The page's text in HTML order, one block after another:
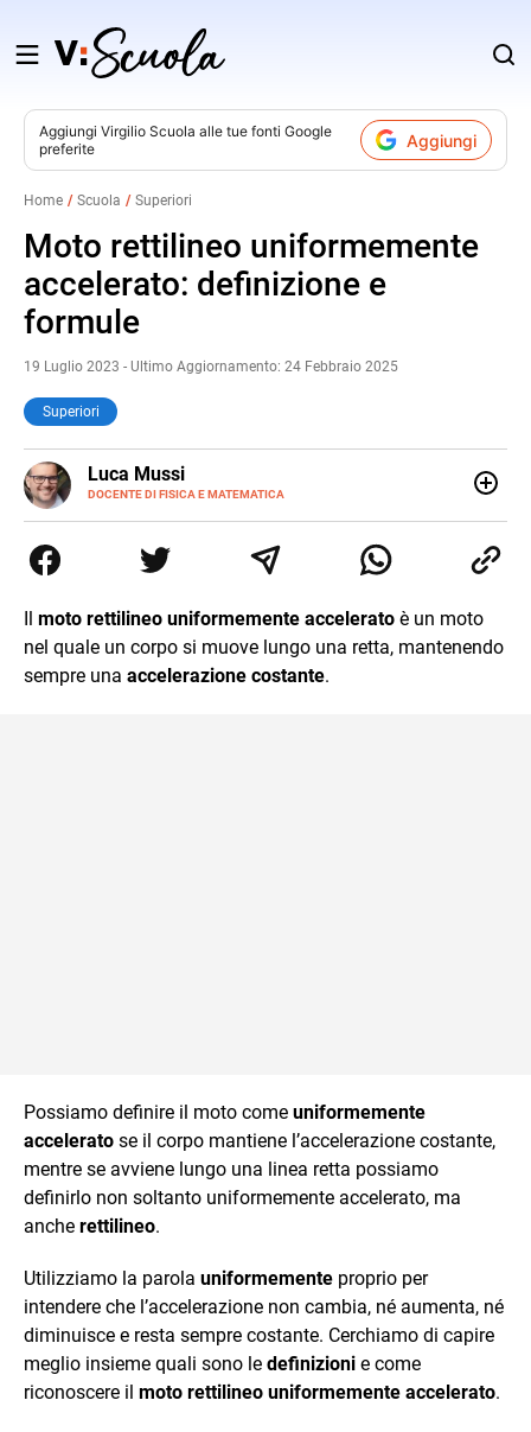
Salta
contenuto
Aggiungi Virgilio Scuola alle tue fonti Google
preferite
Aggiungi
Home Scuola Superiori
Moto rettilineo uniformemente
accelerato: definizione e
formule
19 Luglio 2023 - Ultimo Aggiornamento: 24 Febbraio 2025
Superiori
Luca Mussi
DOCENTE DI FISICA E MATEMATICA
LINKEDIN
ALTRI
SITI
supporto allo studio con sedi a Milano e in Brianza.
Appassionato di cucina, viaggi, e sport come rugby,
imparare.
Il moto rettilineo uniformemente accelerato è un moto
nel quale un corpo si muove lungo una retta, mantenendo
sempre una accelerazione costante.
Possiamo definire il moto come uniformemente
accelerato se il corpo mantiene l’accelerazione costante,
mentre se avviene lungo una linea retta possiamo
definirlo non soltanto uniformemente accelerato, ma
anche rettilineo.
Utilizziamo la parola uniformemente proprio per
intendere che l’accelerazione non cambia, né aumenta, né
diminuisce e resta sempre costante. Cerchiamo di capire
meglio insieme quali sono le definizioni e come
riconoscere il moto rettilineo uniformemente accelerato.